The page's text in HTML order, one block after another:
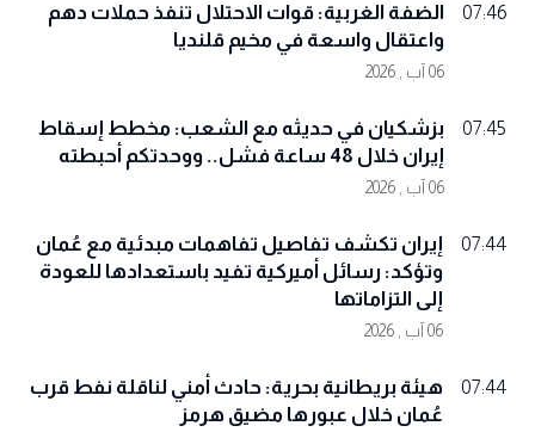
07:46
الضفة الغربية: قوات الاحتلال تنفذ حملات دهم
واعتقال واسعة في مخيم قلنديا
06 آب , 2026
07:45
بزشكيان في حديثه مع الشعب: مخطط إسقاط
إيران خلال 48 ساعة فشل.. ووحدتكم أحبطته
06 آب , 2026
07:44
إيران تكشف تفاصيل تفاهمات مبدئية مع عُمان
وتؤكد: رسائل أميركية تفيد باستعدادها للعودة
إلى التزاماتها
06 آب , 2026
07:44
هيئة بريطانية بحرية: حادث أمني لناقلة نفط قرب
عُمان خلال عبورها مضيق هرمز